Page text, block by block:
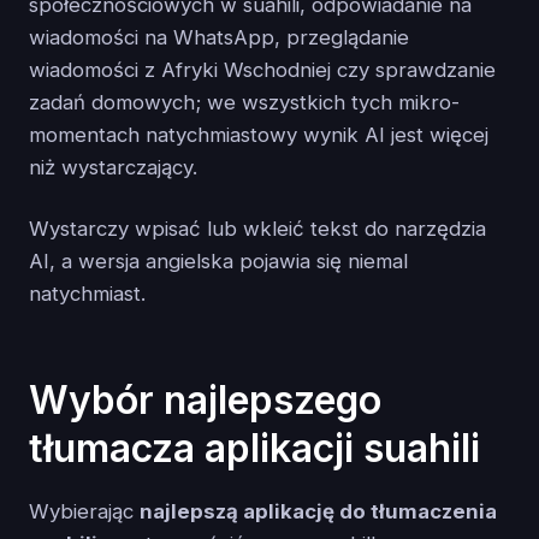
społecznościowych w suahili, odpowiadanie na
wiadomości na WhatsApp, przeglądanie
wiadomości z Afryki Wschodniej czy sprawdzanie
zadań domowych; we wszystkich tych mikro-
momentach natychmiastowy wynik AI jest więcej
niż wystarczający.
Wystarczy wpisać lub wkleić tekst do narzędzia
AI, a wersja angielska pojawia się niemal
natychmiast.
Wybór najlepszego
tłumacza aplikacji suahili
Wybierając najlepszą aplikację do tłumaczenia